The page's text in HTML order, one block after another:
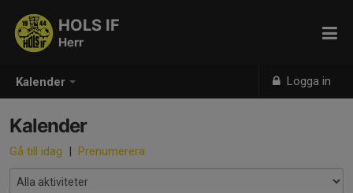
Kalender Logga in
HOLS IF
Herr
Kalender
Gå till idag | Prenumerera